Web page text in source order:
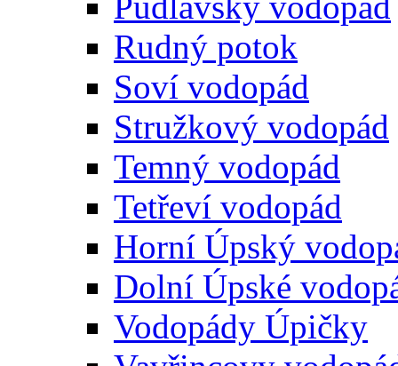
Rudný potok
Soví vodopád
Stružkový vodopád
Temný vodopád
Tetřeví vodopád
Horní Úpský
Dolní Úpské
Vodopády Úpičky